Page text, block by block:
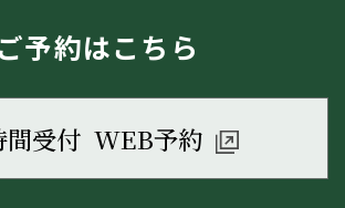
ご予約はこちら
間受付 WEB予約